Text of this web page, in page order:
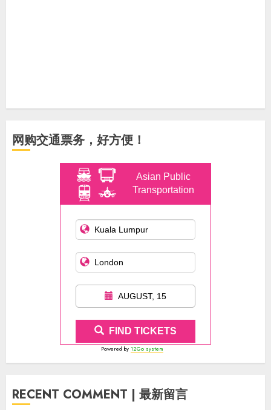
网购交通票务，好方便！
Asian Public
Transportation
AUGUST, 15
FIND TICKETS
Powered by 12Go system
RECENT COMMENT | 最新留言